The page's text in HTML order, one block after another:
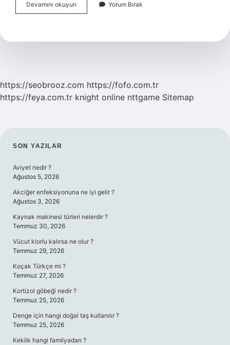
Devamını okuyun
Nem
Mı
Yorum Bırak
https://seobrooz.com https://fofo.com.tr
https://feya.com.tr knight online nttgame Sitemap
SIDEBAR
SON YAZILAR
Aviyet nedir ?
Ağustos 5, 2026
Akciğer enfeksiyonuna ne iyi gelir ?
Ağustos 3, 2026
Kaynak makinesi türleri nelerdir ?
Temmuz 30, 2026
Vücut klorlu kalırsa ne olur ?
Temmuz 29, 2026
Koçak Türkçe mi ?
Temmuz 27, 2026
Kortizol göbeği nedir ?
Temmuz 25, 2026
Denge için hangi doğal taş kullanılır ?
Temmuz 25, 2026
Keklik hangi familyadan ?